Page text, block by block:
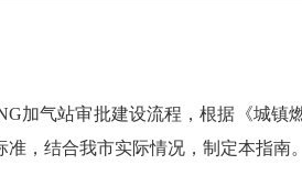
气站审批建设流程，根据《城镇
，结合我市实际情况，制定本指南。